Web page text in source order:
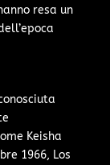
resa un
Keisha
1966, Los